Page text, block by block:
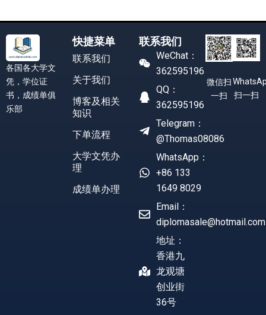
各国各大学文
凭，学位证
书，成绩单俱
乐部
快捷菜单
联系我们
关于我们
博客及相关
知识
下单流程
大学文凭办
理
成绩单办理
联系我们
WeChat：
362595196
QQ：
362595196
Telegram：
@Thomas08086
WhatsApp：
+86 133
1649 8029
Email：
diplomasale@hotmail.com
地址：
香港九
龙观塘
创业街
36号
微信扫
一扫
扫一扫